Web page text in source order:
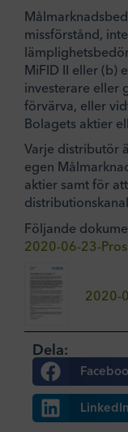
missförstånd,
MiFID II eller (b)
investerare eller
förvärva, eller
Bolagets aktier
Varje distributör
egen
aktier samt för
Följande
2020-06-23-
2020-
Dela:
LinkedIn